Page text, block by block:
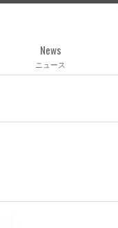
ニュース
News